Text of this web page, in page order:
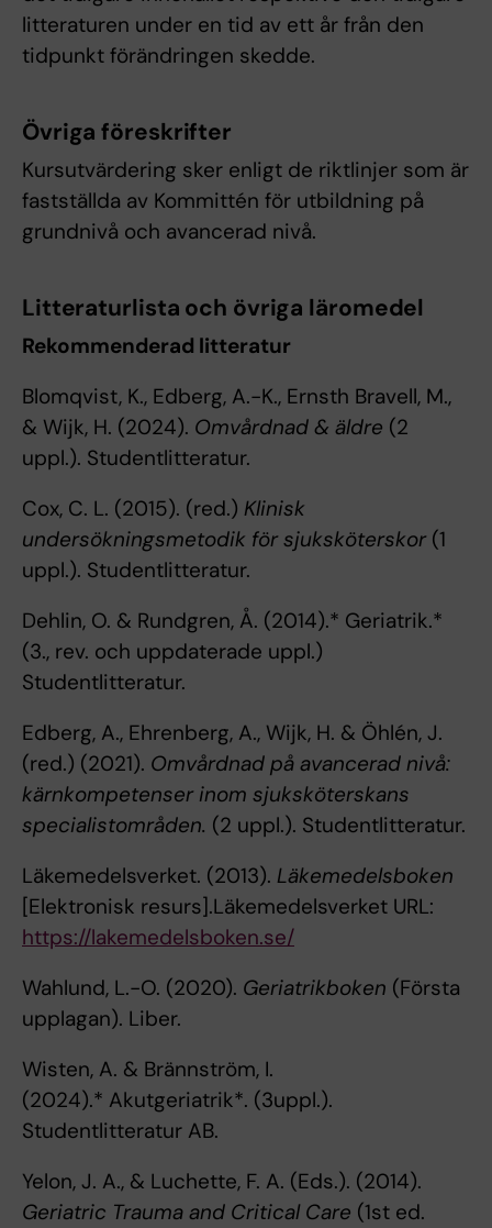
litteraturen under en tid av ett år från den
tidpunkt förändringen skedde.
Övriga föreskrifter
Kursutvärdering sker enligt de riktlinjer som är
fastställda av Kommittén för utbildning på
grundnivå och avancerad nivå.
Litteraturlista och övriga läromedel
Rekommenderad litteratur
Blomqvist, K., Edberg, A.-K., Ernsth Bravell, M.,
& Wijk, H. (2024). Omvårdnad & äldre (2
uppl.). Studentlitteratur.
Cox, C. L. (2015). (red.) Klinisk
undersökningsmetodik för sjuksköterskor (1
uppl.). Studentlitteratur.
Dehlin, O. & Rundgren, Å. (2014).* Geriatrik.*
(3., rev. och uppdaterade uppl.)
Studentlitteratur.
Edberg, A., Ehrenberg, A., Wijk, H. & Öhlén, J.
(red.) (2021). Omvårdnad på avancerad nivå:
kärnkompetenser inom sjuksköterskans
specialistområden. (2 uppl.). Studentlitteratur.
Läkemedelsverket. (2013). Läkemedelsboken
[Elektronisk resurs].Läkemedelsverket URL:
https://lakemedelsboken.se/
Wahlund, L.-O. (2020). Geriatrikboken (Första
upplagan). Liber.
Wisten, A. & Brännström, I.
(2024).* Akutgeriatrik*. (3uppl.).
Studentlitteratur AB.
Yelon, J. A., & Luchette, F. A. (Eds.). (2014).
Geriatric Trauma and Critical Care (1st ed.